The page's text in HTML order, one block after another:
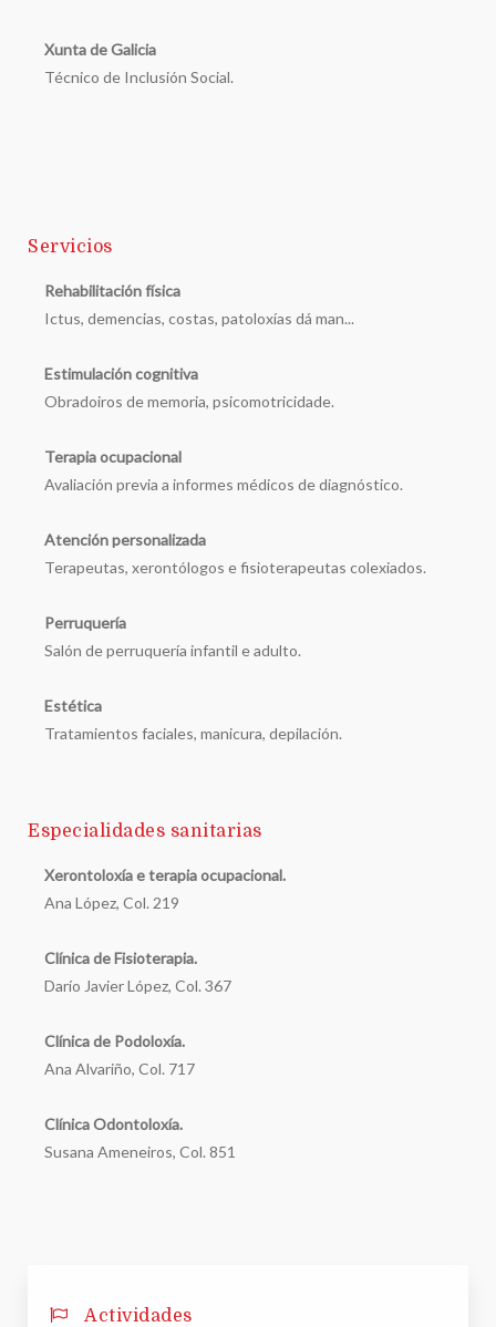
Xunta de Galicia
Técnico de Inclusión Social.
Servicios
Rehabilitación física
Ictus, demencias, costas, patoloxías dá man...
Estimulación cognitiva
Obradoiros de memoria, psicomotricidade.
Terapia ocupacional
Avaliación previa a informes médicos de diagnóstico.
Atención personalizada
Terapeutas, xerontólogos e fisioterapeutas colexiados.
Perruquería
Salón de perruquería infantil e adulto.
Estética
Tratamientos faciales, manicura, depilación.
Especialidades sanitarias
Xerontoloxía e terapia ocupacional.
Ana López, Col. 219
Clínica de Fisioterapia.
Darío Javier López, Col. 367
Clínica de Podoloxía.
Ana Alvariño, Col. 717
Clínica Odontoloxía.
Susana Ameneiros, Col. 851
Actividades